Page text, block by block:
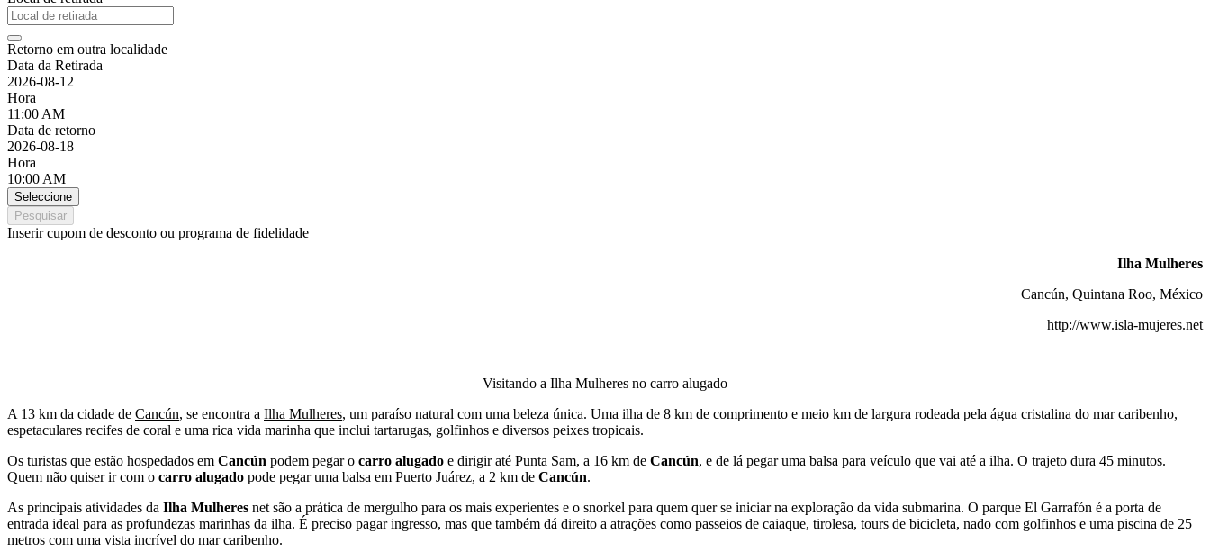
Retorno em outra localidade
Data da Retirada
2026-08-12
Hora
11:00 AM
Data de retorno
2026-08-18
Hora
10:00 AM
Seleccione
Pesquisar
Inserir cupom de desconto ou programa de fidelidade
Ilha Mulheres
Cancún, Quintana Roo, México
http://www.isla-mujeres.net
Visitando a Ilha Mulheres no carro alugado
A 13 km da cidade de Cancún, se encontra a Ilha Mulheres, um paraíso natural com uma beleza única. Uma ilha de 8 km de comprimento e meio km de largura rodeada pela água cristalina do mar caribenho,
espetaculares recifes de coral e uma rica vida marinha que inclui tartarugas, golfinhos e diversos peixes tropicais.
Os turistas que estão hospedados em Cancún podem pegar o carro alugado e dirigir até Punta Sam, a 16 km de Cancún, e de lá pegar uma balsa para veículo que vai até a ilha. O trajeto dura 45 minutos.
Quem não quiser ir com o carro alugado pode pegar uma balsa em Puerto Juárez, a 2 km de Cancún.
As principais atividades da Ilha Mulheres net são a prática de mergulho para os mais experientes e o snorkel para quem quer se iniciar na exploração da vida submarina. O parque El Garrafón é a porta de
entrada ideal para as profundezas marinhas da ilha. É preciso pagar ingresso, mas que também dá direito a atrações como passeios de caiaque, tirolesa, tours de bicicleta, nado com golfinhos e uma piscina de 25
metros com uma vista incrível do mar caribenho.